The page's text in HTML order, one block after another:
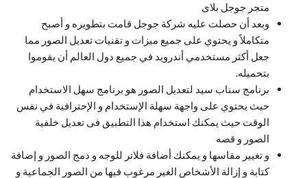
متجر جوجل بلاى
وبعد أن حصلت عليه شركة جوجل قامت بتطويره و أصبح
متكاملاً و يحتوي على جميع ميزات و تقنيات تعديل الصور مما
جعل أكثر مستخدمي أندرويد في جميع دول العالم أن يقوموا
بتحميله.
برنامج سناب سيد لتعديل الصور هو برنامج سهل الاستخدام
حيث يحتوي على واجهة سهلة الإستخدام و الإحترافية في نفس
الوقت حيث يمكنك استخدام هذا التطبيق فى تعديل خلفية
الصور و قصه
و تغيير مقاسها و يمكنك أضافة فلاتر للوجه و دمج الصور و إضافة
كتابة و إزالة الأشخاص الغير مرغوب فيها من الصور الجماعية و